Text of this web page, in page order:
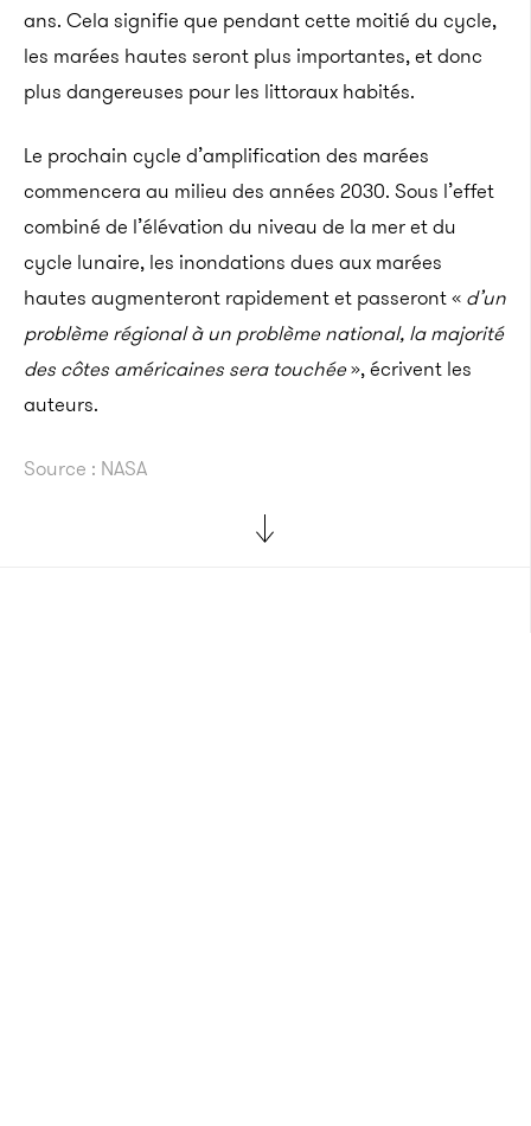
ans. Cela signifie que pendant cette moitié du cycle,
les marées hautes seront plus importantes, et donc
plus dangereuses pour les littoraux habités.
Le prochain cycle d’amplification des marées
commencera au milieu des années 2030. Sous l’effet
combiné de l’élévation du niveau de la mer et du
cycle lunaire, les inondations dues aux marées
hautes augmenteront rapidement et passeront « d’un
problème régional à un problème national, la majorité
des côtes américaines sera touchée», écrivent les
auteurs.
Source : NASA